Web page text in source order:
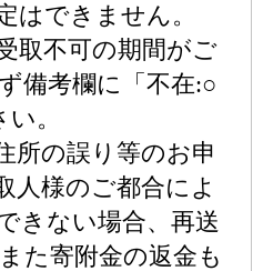
はできません。
取不可の期間がご
備考欄に「不在:○
。
所の誤り等のお申
人様のご都合によ
きない場合、再送
た寄附金の返金も